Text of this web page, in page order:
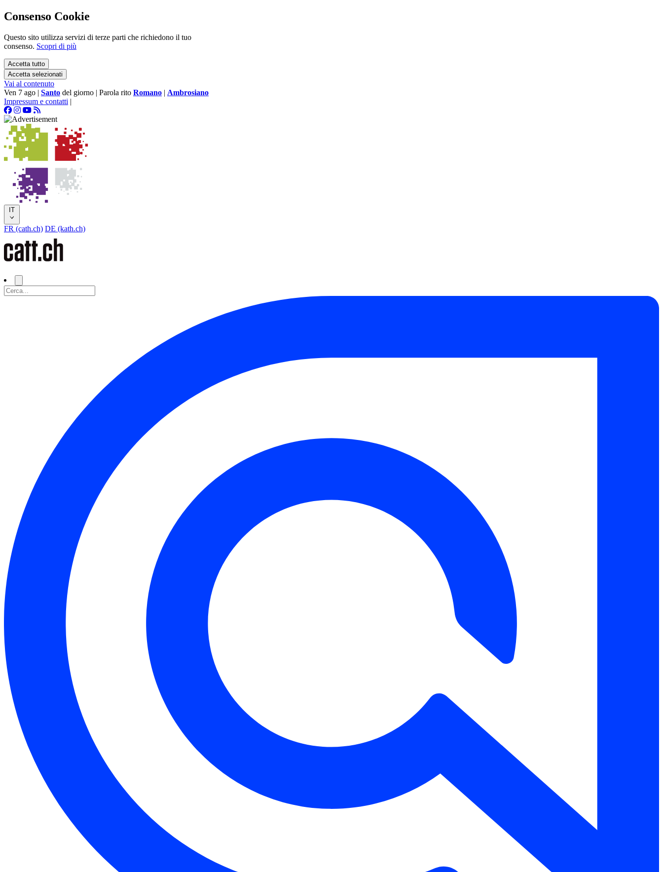
Consenso Cookie
Questo sito utilizza servizi di terze parti che richiedono il tuo
consenso. Scopri di più
Accetta tutto
Accetta selezionati
Vai al contenuto
Ven 7 ago | Santo del giorno | Parola rito Romano | Ambrosiano
Impressum e contatti |
IT
FR (cath.ch) DE (kath.ch)